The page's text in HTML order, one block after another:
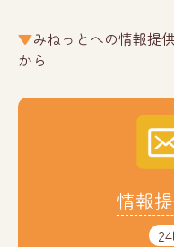
みねっとへの情報提
から
情報